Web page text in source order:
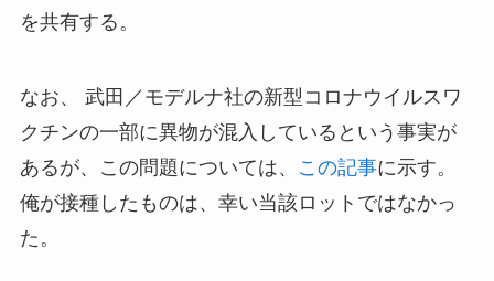
を共有する。
なお、 武田／モデルナ社の新型コロナウイルスワ
クチンの一部に異物が混入しているという事実が
あるが、この問題については、
この記事に示す。
俺が接種したものは、幸い当該ロットではなかっ
た。